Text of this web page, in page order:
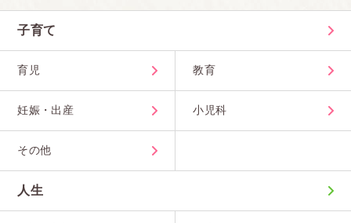
子育て
育児 教育
妊娠・出産 小児科
その他
人生